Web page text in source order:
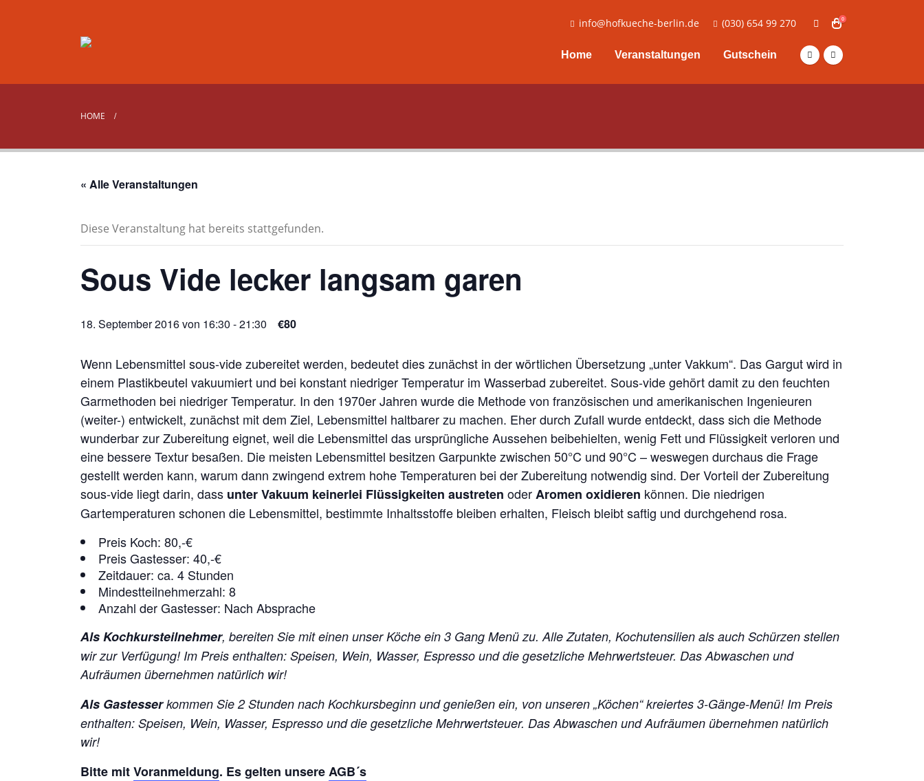
info@hofkueche-berlin.de (030) 654 99 270 0
Home Veranstaltungen Gutschein
HOME
« Alle Veranstaltungen
Diese Veranstaltung hat bereits stattgefunden.
Sous Vide lecker langsam garen
18. September 2016 von 16:30 -21:30 €80
Wenn Lebensmittel sous-vide zubereitet werden, bedeutet dies zunächst in der wörtlichen Übersetzung „unter Vakkum“. Das Gargut wird in
einem Plastikbeutel vakuumiert und bei konstant niedriger Temperatur im Wasserbad zubereitet. Sous-vide gehört damit zu den feuchten
Garmethoden bei niedriger Temperatur. In den 1970er Jahren wurde die Methode von französischen und amerikanischen Ingenieuren
(weiter-) entwickelt, zunächst mit dem Ziel, Lebensmittel haltbarer zu machen. Eher durch Zufall wurde entdeckt, dass sich die Methode
wunderbar zur Zubereitung eignet, weil die Lebensmittel das ursprüngliche Aussehen beibehielten, wenig Fett und Flüssigkeit verloren und
eine bessere Textur besaßen. Die meisten Lebensmittel besitzen Garpunkte zwischen 50°C und 90°C – weswegen durchaus die Frage
gestellt werden kann, warum dann zwingend extrem hohe Temperaturen bei der Zubereitung notwendig sind. Der Vorteil der Zubereitung
sous-vide liegt darin, dass unter Vakuum keinerlei Flüssigkeiten austreten oderAromen oxidieren können. Die niedrigen
Gartemperaturen schonen die Lebensmittel, bestimmte Inhaltsstoffe bleiben erhalten, Fleisch bleibt saftig und durchgehend rosa.
Preis Koch: 80,-€
Preis Gastesser: 40,-€
Zeitdauer: ca. 4 Stunden
Mindestteilnehmerzahl: 8
Anzahl der Gastesser: Nach Absprache
Als Kochkursteilnehmer, bereiten Sie mit einen unser Köche ein 3 Gang Menü zu. Alle Zutaten, Kochutensilien als auch Schürzen stellen
wir zur Verfügung! Im Preis enthalten: Speisen, Wein, Wasser, Espresso und die gesetzliche Mehrwertsteuer. Das Abwaschen und
Aufräumen übernehmen natürlich wir!
Als Gastesserkommen Sie 2 Stunden nach Kochkursbeginn und genießen ein, von unseren „Köchen“ kreiertes 3-Gänge-Menü! Im Preis
enthalten: Speisen, Wein, Wasser, Espresso und die gesetzliche Mehrwertsteuer. Das Abwaschen und Aufräumen übernehmen natürlich
wir!
Bitte mitVoranmeldung. Es gelten unsereAGB´s